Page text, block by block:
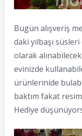
Bugün alışveriş
daki yılbaşı
olarak
evinizde
ürünlerinide
baktım fakat
Hediye